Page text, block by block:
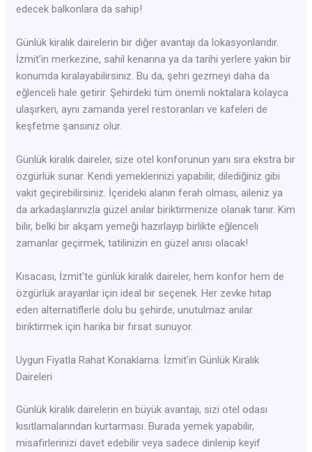
edecek balkonlara da sahip!
Günlük kiralık dairelerin bir diğer avantajı da lokasyonlarıdır.
İzmit’in merkezine, sahil kenarına ya da tarihi yerlere yakın bir
konumda kiralayabilirsiniz. Bu da, şehri gezmeyi daha da
eğlenceli hale getirir. Şehirdeki tüm önemli noktalara kolayca
ulaşırken, aynı zamanda yerel restoranları ve kafeleri de
keşfetme şansınız olur.
Günlük kiralık daireler, size otel konforunun yanı sıra ekstra bir
özgürlük sunar. Kendi yemeklerinizi yapabilir, dilediğiniz gibi
vakit geçirebilirsiniz. İçerideki alanın ferah olması, aileniz ya
da arkadaşlarınızla güzel anılar biriktirmenize olanak tanır. Kim
bilir, belki bir akşam yemeği hazırlayıp birlikte eğlenceli
zamanlar geçirmek, tatilinizin en güzel anısı olacak!
Kısacası, İzmit'te günlük kiralık daireler, hem konfor hem de
özgürlük arayanlar için ideal bir seçenek. Her zevke hitap
eden alternatiflerle dolu bu şehirde, unutulmaz anılar
biriktirmek için harika bir fırsat sunuyor.
Uygun Fiyatla Rahat Konaklama: İzmit’in Günlük Kiralık
Daireleri
Günlük kiralık dairelerin en büyük avantajı, sizi otel odası
kısıtlamalarından kurtarması. Burada yemek yapabilir,
misafirlerinizi davet edebilir veya sadece dinlenip keyif